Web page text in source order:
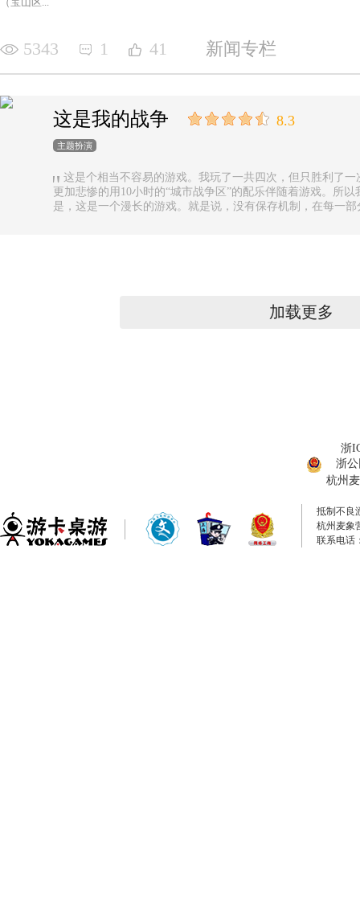
5343 1 41 新闻专栏
这是我的战争 8.3
主题扮演
这是个相当不容易的游戏。我玩了一共四次，但只胜利了
更加悲惨的用10小时的“城市战争区”的配乐伴随着游戏。所
是，这是一个漫长的游戏。就是说，没有保存机制，在每一
加载更多
浙
浙公
杭州
抵制不良
杭州麦象
联系电话